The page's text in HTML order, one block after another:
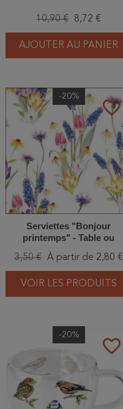
10,90 € 8,72 €
AJOUTER AU PANIER
favorite_border
-20%
Serviettes "Bonjour
printemps" - Table ou
3,50 € À partir de 2,80 €
VOIR LES PRODUITS
favorite_border
-20%